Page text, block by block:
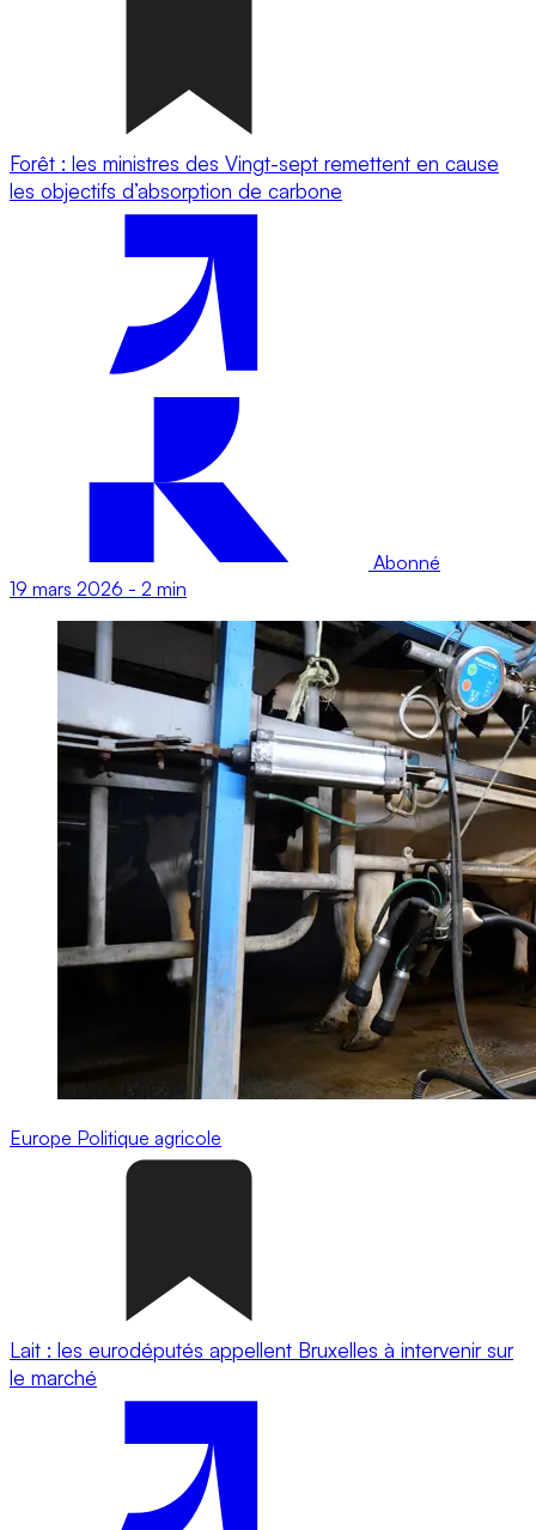
Forêt : les ministres des Vingt-sept remettent en cause
les objectifs d’absorption de carbone
Abonné
19 mars 2026 - 2 min
Europe Politique agricole
Lait : les eurodéputés appellent Bruxelles à intervenir sur
le marché